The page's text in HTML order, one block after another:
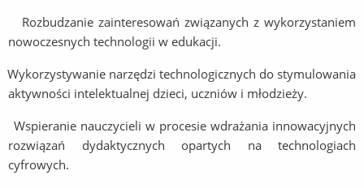
Rozbudzanie zainteresowań związanych z wykorzystaniem
nowoczesnych technologii w edukacji.
Wykorzystywanie narzędzi technologicznych do stymulowania
aktywności intelektualnej dzieci, uczniów i młodzieży.
Wspieranie nauczycieli w procesie wdrażania innowacyjnych
rozwiązań dydaktycznych opartych na technologiach
cyfrowych.